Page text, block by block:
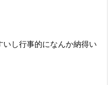
し行事的になんか納得い